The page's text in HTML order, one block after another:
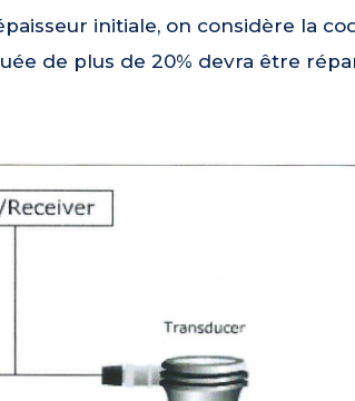
initiale, on considère la
de plus de 20% devra être